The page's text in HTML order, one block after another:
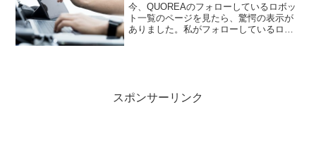
今、QUOREAのフォローしているロボッ
ト一覧のページを見たら、驚愕の表示が
ありました。私がフォローしているロボ
スポンサーリンク